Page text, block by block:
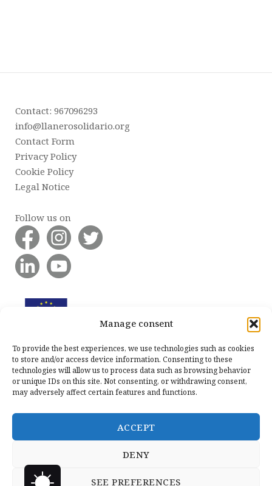
Manage consent
To provide the best experiences, we use technologies such as cookies
to store and/or access device information. Consenting to these
technologies will allow us to process data such as browsing behavior
or unique IDs on this site. Not consenting, or withdrawing consent,
may adversely affect certain features and functions.
ACCEPT
DENY
SEE PREFERENCES
Contact: 967096293
info@llanerosolidario.org
Contact Form
Privacy Policy
Cookie Policy
Legal Notice
Follow us on